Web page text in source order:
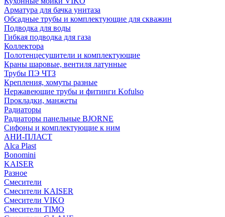
Арматура для бачка унитаза
Обсадные трубы и комплектующие для скважин
Подводка для воды
Гибкая подводка для газа
Коллектора
Полотенцесушители и комплектующие
Краны шаровые, вентиля латунные
Трубы ПЭ ЧТЗ
Крепления, хомуты разные
Нержавеющие трубы и фитинги Kofulso
Прокладки, манжеты
Радиаторы
Радиаторы панельные BJORNE
Сифоны и комплектующие к ним
АНИ-ПЛАСТ
Alca Plast
Bonomini
KAISER
Разное
Смесители
Смесители KAISER
Смесители VIKO
Смесители TIMO